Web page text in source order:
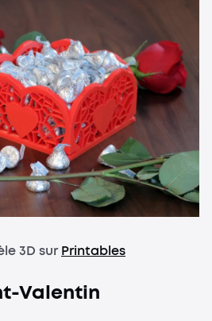
3D surPrintables
Valentin